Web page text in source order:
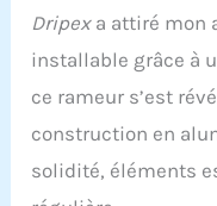
Dripexa attiré mon
installable grâce à
ce rameur s’est
construction en
solidité, éléments